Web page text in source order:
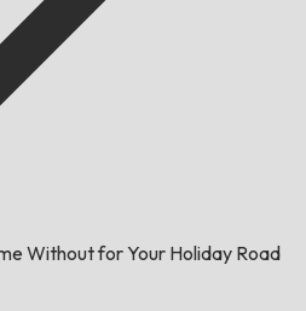
Without for Your Holiday Road